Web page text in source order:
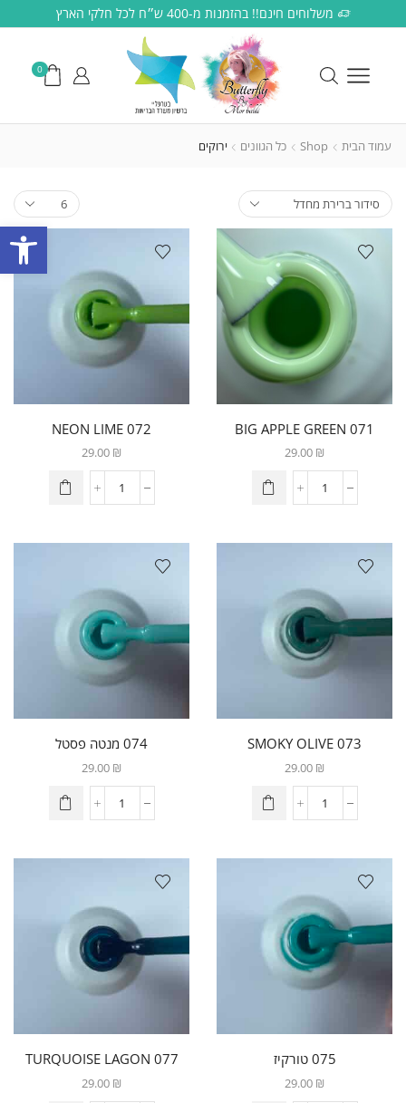
משלוחים חינם!! בהזמנות מ-400 ש״ח לכל חלקי הארץ
0
עמוד הבית Shop כל הגוונים ירוקים
071 BIG APPLE GREEN
29.00 ₪
072 NEON LIME
29.00 ₪
073 SMOKY OLIVE
29.00 ₪
074 מנטה פסטל
29.00 ₪
075 טורקיז
29.00 ₪
077 TURQUOISE LAGON
29.00 ₪
פתח